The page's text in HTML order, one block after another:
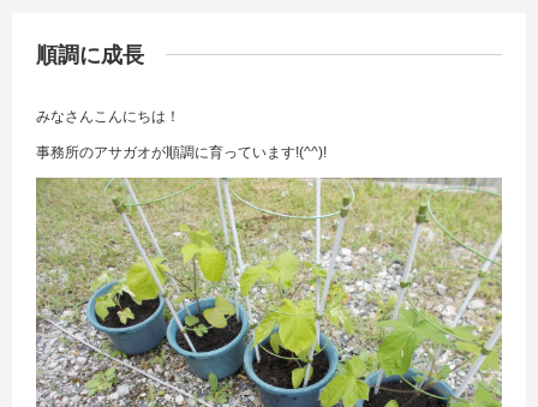
順調に成長
みなさんこんにちは！
事務所のアサガオが順調に育っています!(^^)!